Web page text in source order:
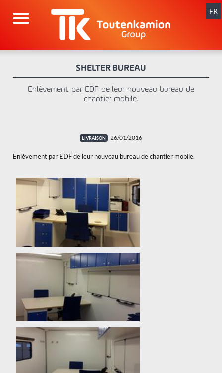
contenu
FR
SHELTER BUREAU
Enlèvement par EDF de leur nouveau bureau de
chantier mobile.
26/01/2016
Enlèvement par EDF de leur nouveau bureau de chantier mobile.